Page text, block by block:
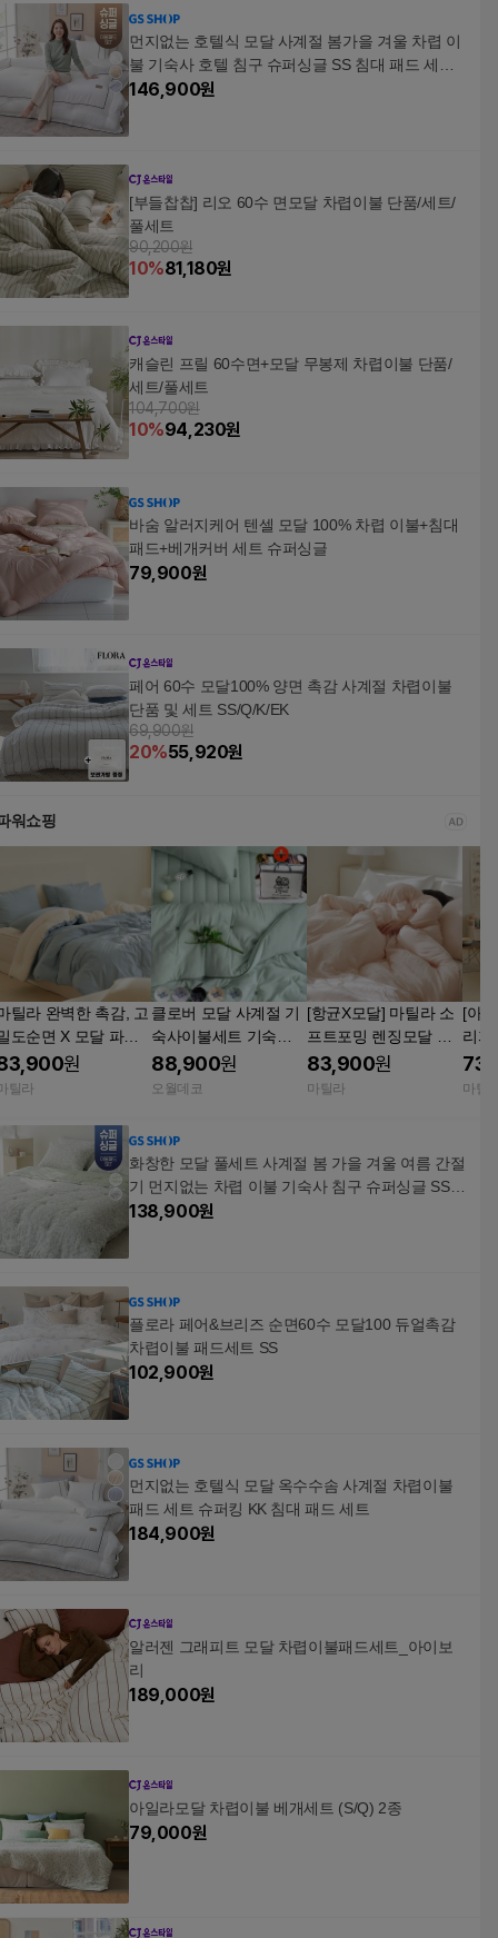
먼지없는 호텔식 모달 사계절 봄가을 겨울 차렵 이
불 기숙사 호텔 침구 슈퍼싱글 SS 침대 패드 세트
풀세트
146,900원
[부들찹찹] 리오 60수 면모달 차렵이불 단품/세트/
풀세트
90,200원
10%81,180원
캐슬린 프릴 60수면+모달 무봉제 차렵이불 단품/
세트/풀세트
104,700원
10%94,230원
바숨 알러지케어 텐셀 모달 100% 차렵 이불+침대
패드+베개커버 세트 슈퍼싱글
79,900원
페어 60수 모달100% 양면 촉감 사계절 차렵이불
단품 및 세트 SS/Q/K/EK
69,900원
20%55,920원
워쇼핑
틸라 완벽한 촉감, 고
도순면 X 모달 파우
크림 양면 차렵 이불
개세트 SS
원
틸라
클로버 모달 사계절 기
숙사이불세트 기숙사
침구 화이트 슈퍼싱글
이불
88,900원
오월데코
[항균X모달] 마틸라 소
프트포밍 렌징모달 항
균소취 양면 옥수수솜
차렵 이불 베개세트 SS
83,900원
마틸라
[아
리피
렵이
마틸
화창한 모달 풀세트 사계절 봄 가을 겨울 여름 간절
기 먼지없는 차렵 이불 기숙사 침구 슈퍼싱글 SS
침대 패드 세트
138,900원
플로라 페어&브리즈 순면60수 모달100 듀얼촉감
차렵이불 패드세트 SS
102,900원
먼지없는 호텔식 모달 옥수수솜 사계절 차렵이불
패드 세트 슈퍼킹 KK 침대 패드 세트
184,900원
알러젠 그래피트 모달 차렵이불패드세트_아이보
리
189,000원
아일라모달 차렵이불 베개세트 (S/Q) 2종
79,000원